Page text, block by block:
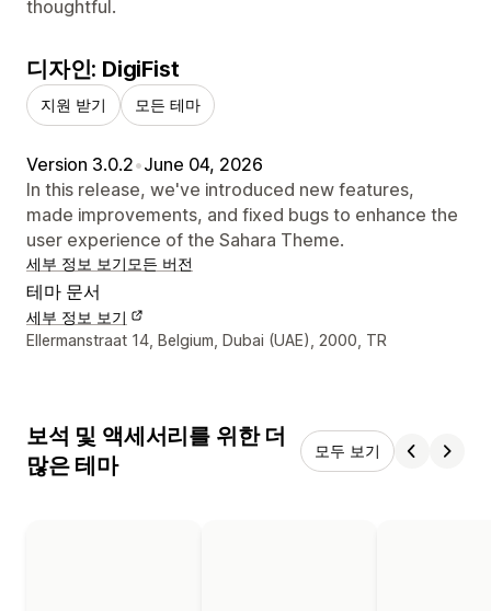
thoughtful.
디자인: DigiFist
지원 받기 모든 테마
Version 3.0.2•June 04, 2026
In this release, we've introduced new features,
made improvements, and fixed bugs to enhance the
user experience of the Sahara Theme.
세부 정보 보기 모든 버전
테마 문서
세부 정보 보기
디자이너 연락처 세부 정보
Ellermanstraat 14, Belgium, Dubai (UAE), 2000, TR
보석 및 액세서리를 위한 더
많은 테마
모두 보기